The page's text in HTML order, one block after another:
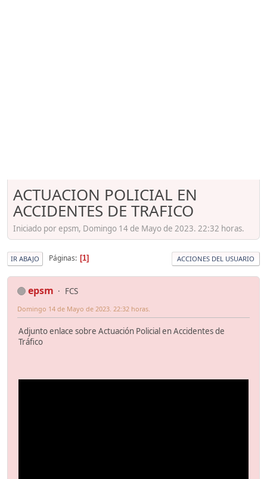
ACTUACION POLICIAL EN
ACCIDENTES DE TRAFICO
Iniciado por epsm, Domingo 14 de Mayo de 2023. 22:32 horas.
IR ABAJO Páginas 1 ACCIONES DEL USUARIO
epsm FCS
Domingo 14 de Mayo de 2023. 22:32 horas.
Adjunto enlace sobre Actuación Policial en Accidentes de
Tráfico